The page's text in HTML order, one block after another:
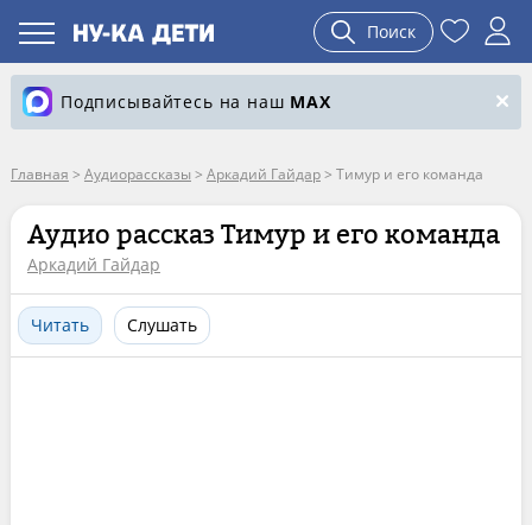
Поиск
Подписывайтесь на наш MAX
Главная > Аудиорассказы > Аркадий Гайдар> Тимур и его команда
Аудио рассказ Тимур и его команда
Аркадий Гайдар
Читать Слушать